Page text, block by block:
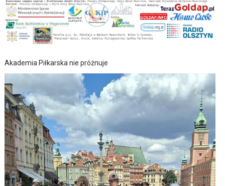
Akademia Piłkarska nie próżnuje